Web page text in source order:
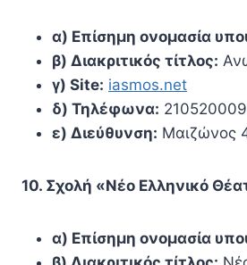
α) Επίσημη ονομασία
β) Διακριτικός τίτλος:
γ) Site: iasmos.net
δ) Τηλέφωνα:
ε) Διεύθυνση: Μαιζώνος
10. Σχολή «Νέο Ελληνικό
α) Επίσημη ονομασία